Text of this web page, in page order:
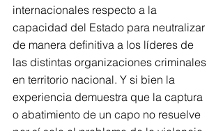
internacionales respecto a la
capacidad del Estado para neutralizar
de manera definitiva a los líderes de
las distintas organizaciones criminales
en territorio nacional. Y si bien la
experiencia demuestra que la captura
o abatimiento de un capo no resuelve